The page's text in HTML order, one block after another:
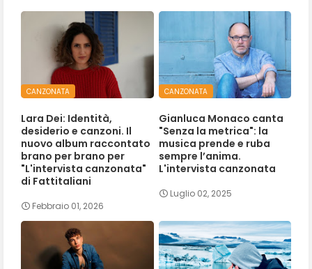
CANZONATA
Lara Dei: Identità,
desiderio e canzoni. Il
nuovo album raccontato
brano per brano per
"L'intervista canzonata"
di Fattitaliani
Febbraio 01, 2026
CANZONATA
Gianluca Monaco canta
"Senza la metrica": la
musica prende e ruba
sempre l’anima.
L'intervista canzonata
Luglio 02, 2025